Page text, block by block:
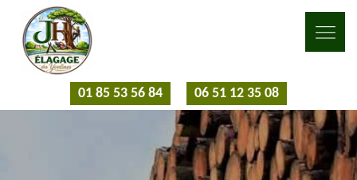
01 85 53 56 84 06 51 12 35 08